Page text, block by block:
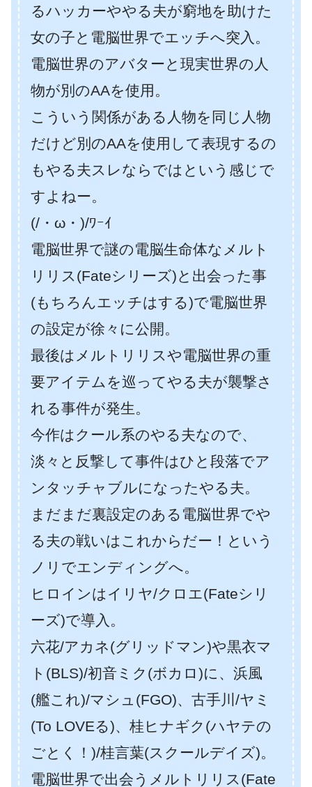
るハッカーややる夫が窮地を助けた
女の子と電脳世界でエッチへ突入。
電脳世界のアバターと現実世界の人
物が別のAAを使用。
こういう関係がある人物を同じ人物
だけど別のAAを使用して表現するの
もやる夫スレならではという感じで
すよねー。
(/・ω・)/ﾜｰｲ
電脳世界で謎の電脳生命体なメルト
リリス(Fateシリーズ)と出会った事
(もちろんエッチはする)で電脳世界
の設定が徐々に公開。
最後はメルトリリスや電脳世界の重
要アイテムを巡ってやる夫が襲撃さ
れる事件が発生。
今作はクール系のやる夫なので、
淡々と反撃して事件はひと段落でア
ンタッチャブルになったやる夫。
まだまだ裏設定のある電脳世界でや
る夫の戦いはこれからだー！という
ノリでエンディングへ。
ヒロインはイリヤ/クロエ(Fateシリ
ーズ)で導入。
六花/アカネ(グリッドマン)や黒衣マ
ト(BLS)/初音ミク(ボカロ)に、浜風
(艦これ)/マシュ(FGO)、古手川/ヤミ
(To LOVEる)、桂ヒナギク(ハヤテの
ごとく！)/桂言葉(スクールデイズ)。
電脳世界で出会うメルトリリス(Fate